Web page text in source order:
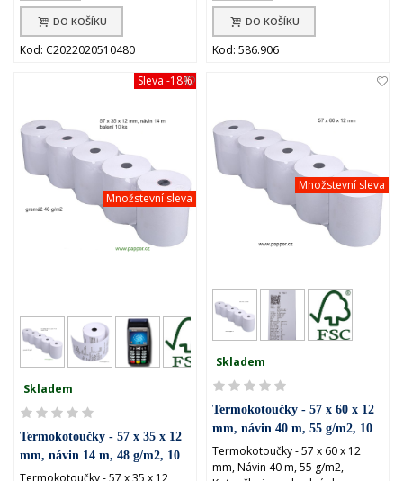
DO KOŠÍKU
Kod: C2022020510480
DO KOŠÍKU
Kod: 586.906
Množstevní sleva
Sleva -18%
Skladem
Termokotoučky - 57 x 35 x 12
mm, návin 14 m, 48 g/m2, 10
ks
Termokotoučky - 57 x 35 x 12
Množstevní sleva
Skladem
Termokotoučky - 57 x 60 x 12
mm, návin 40 m, 55 g/m2, 10
ks
Termokotoučky - 57 x 60 x 12
mm, Návin 40 m, 55 g/m2,